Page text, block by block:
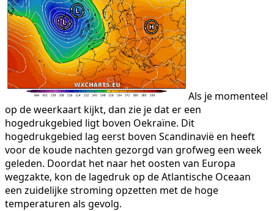
Als je momenteel
op de weerkaart kijkt, dan zie je dat er een
hogedrukgebied ligt boven Oekraïne. Dit
hogedrukgebied lag eerst boven Scandinavië en heeft
voor de koude nachten gezorgd van grofweg een week
geleden. Doordat het naar het oosten van Europa
wegzakte, kon de lagedruk op de Atlantische Oceaan
een zuidelijke stroming opzetten met de hoge
temperaturen als gevolg.